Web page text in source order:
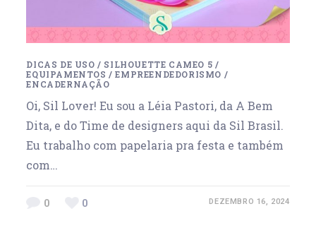
DICAS DE USO / SILHOUETTE CAMEO 5 /
EQUIPAMENTOS /EMPREENDEDORISMO /
ENCADERNAÇÃO
Oi, Sil Lover! Eu sou a Léia Pastori, da A Bem
Dita, e do Time de designers aqui da Sil Brasil.
Eu trabalho com papelaria pra festa e também
com…
0 0 DEZEMBRO 16, 2024